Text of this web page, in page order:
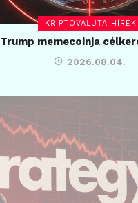
KRIPTOVALUTA HÍREK
Trump memecoinja
2026.08.04.